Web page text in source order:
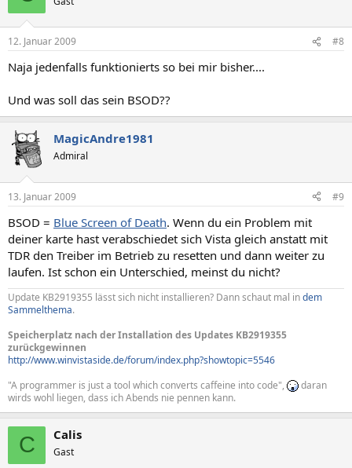
12. Januar 2009 #8
Naja jedenfalls funktionierts so bei mir bisher....
Und was soll das sein BSOD??
MagicAndre1981
Admiral
13. Januar 2009 #9
BSOD = Blue Screen of Death. Wenn du ein Problem mit
deiner karte hast verabschiedet sich Vista gleich anstatt mit
TDR den Treiber im Betrieb zu resetten und dann weiter zu
laufen. Ist schon ein Unterschied, meinst du nicht?
Update KB2919355 lässt sich nicht installieren? Dann schaut mal indem
Sammelthema.
Speicherplatz nach der Installation des Updates KB2919355
zurückgewinnen
http://www.winvistaside.de/forum/index.php?showtopic=5546
"A programmer is just a tool which converts caffeine into code",
daran
wirds wohl liegen, dass ich Abends nie pennen kann.
C Calis
Gast